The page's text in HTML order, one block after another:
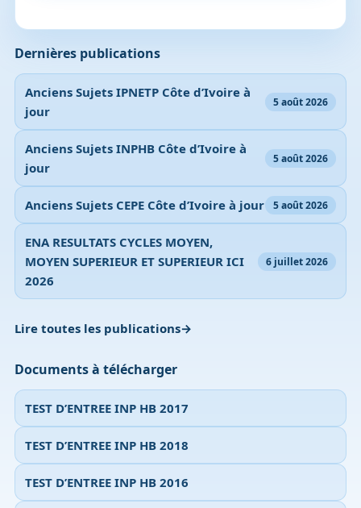
Dernières publications
Anciens Sujets IPNETP Côte d’Ivoire à
jour
5 août 2026
Anciens Sujets INPHB Côte d’Ivoire à
jour
5 août 2026
Anciens Sujets CEPE Côte d’Ivoire à jour 5 août 2026
ENA RESULTATS CYCLES MOYEN,
MOYEN SUPERIEUR ET SUPERIEUR ICI
2026
6 juillet 2026
Lire toutes les publications
Documents à télécharger
TEST D’ENTREE INP HB 2017
TEST D’ENTREE INP HB 2018
TEST D’ENTREE INP HB 2016